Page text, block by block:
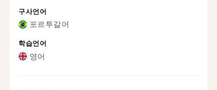
구사언어
포르투갈어
학습언어
영어